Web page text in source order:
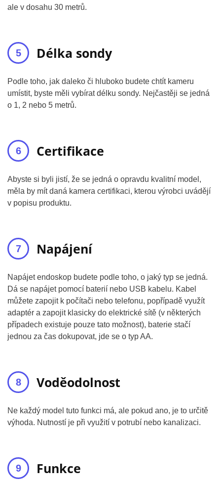
ale v dosahu 30 metrů.
Délka sondy
Podle toho, jak daleko či hluboko budete chtít kameru
umístit, byste měli vybírat délku sondy. Nejčastěji se jedná
o 1, 2 nebo 5 metrů.
Certifikace
Abyste si byli jistí, že se jedná o opravdu kvalitní model,
měla by mít daná kamera certifikaci, kterou výrobci uvádějí
v popisu produktu.
Napájení
Napájet endoskop budete podle toho, o jaký typ se jedná.
Dá se napájet pomocí baterií nebo USB kabelu. Kabel
můžete zapojit k počítači nebo telefonu, popřípadě využít
adaptér a zapojit klasicky do elektrické sítě (v některých
případech existuje pouze tato možnost), baterie stačí
jednou za čas dokupovat, jde se o typ AA.
Voděodolnost
Ne každý model tuto funkci má, ale pokud ano, je to určitě
výhoda. Nutností je při využití v potrubí nebo kanalizaci.
Funkce